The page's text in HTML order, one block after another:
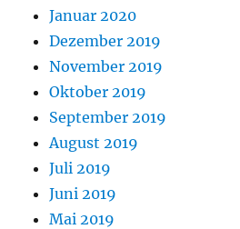
Januar 2020
Dezember 2019
November 2019
Oktober 2019
September 2019
August 2019
Juli 2019
Juni 2019
Mai 2019